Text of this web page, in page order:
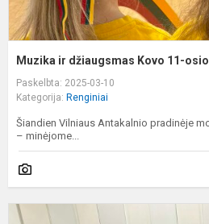
Muzika ir džiaugsmas Kovo 11-
Paskelbta: 2025-03-10
Kategorija: Renginiai
Šiandien Vilniaus Antakalnio pradinėje
– minėjome...